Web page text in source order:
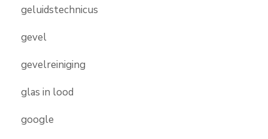
geluidstechnicus
gevel
gevelreiniging
glas in lood
google